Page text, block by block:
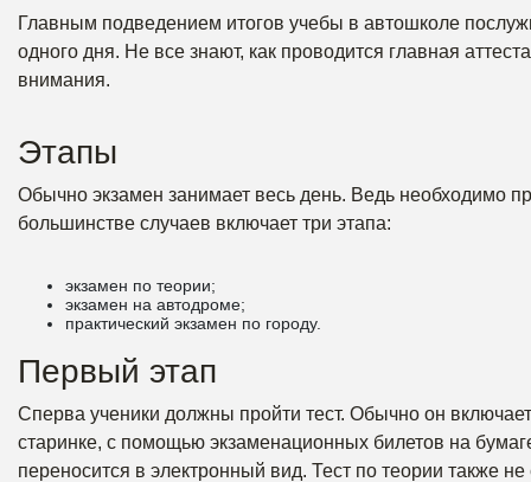
Главным подведением итогов учебы в автошколе
одного дня. Не все знают, как проводится главная
внимания.
Этапы
Обычно экзамен занимает весь день. Ведь необходимо
большинстве случаев включает три этапа:
экзамен по теории;
экзамен на автодроме;
практический экзамен по городу.
Первый этап
Сперва ученики должны пройти тест. Обычно он
старинке, с помощью экзаменационных билетов на
переносится в электронный вид. Тест по теории также